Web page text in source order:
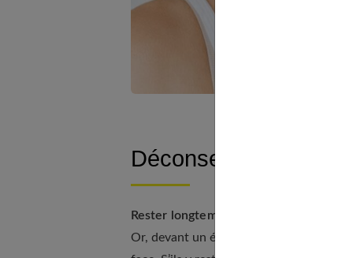
Déconseillé :
Rester longtemps devant l'ordinateur :
Or, devant un écran, ils clignent trois à